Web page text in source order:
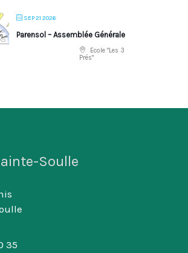
SEP 21 2026
Parensol – Assemblée Générale
Ecole "Les 3
Prés"
Soulle
35